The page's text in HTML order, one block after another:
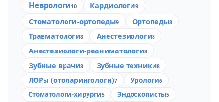
Неврологи10 Кардиологи9
Стоматологи-ортопеды9 Ортопеды8
Травматологи8 Анестезиологи8
Анестезиологи-реаниматологи8
Зубные врачи8 Зубные техники8
ЛОРы (отоларингологи)7 Урологи6
Стоматологи-хирурги5 Эндоскописты5